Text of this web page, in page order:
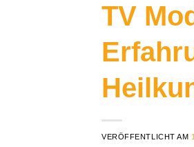
TV
VERÖFFENTLICHT AM